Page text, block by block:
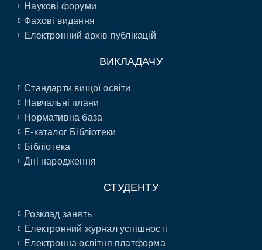
Наукові форуми
Фахові видання
Електронний архів публікацій
ВИКЛАДАЧУ
Стандарти вищої освіти
Навчальні плани
Нормативна база
E-каталог Бібліотеки
Бібліотека
Дні народження
СТУДЕНТУ
Розклад занять
Електронний журнал успішності
Електронна освітня платформа